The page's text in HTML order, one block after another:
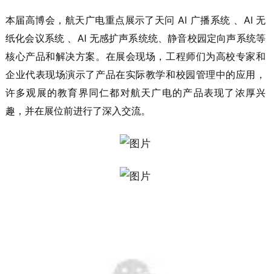
本届高博会，航天广电重点展示了 天问 AI 广播系统 、 AI 无
纸化会议系统 、AI 无感扩声系统统、静音校园定向声系统等
核心产品和解决方案 。在展会现场，工程师们为高校专家和
企业代表现场演示了产品在实际教学和校园管理中的应用，
许多观展的教育界同仁都对航天广电的产品表现了浓厚兴
趣，并在展位前进行了深入交流。